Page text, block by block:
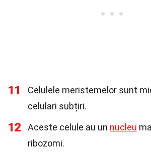
11
Celulele meristemelor sunt
celulari subțiri.
12 Aceste celule au un nucleu
ribozomi.